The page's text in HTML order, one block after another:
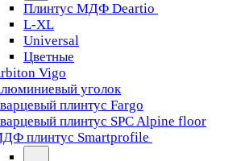
Плинтус МДФ Deartio
L-XL
Universal
Цветные
Vigo
уголок
плинтус Fargo
плинтус SPC Alpine floor
плинтус Smartprofile